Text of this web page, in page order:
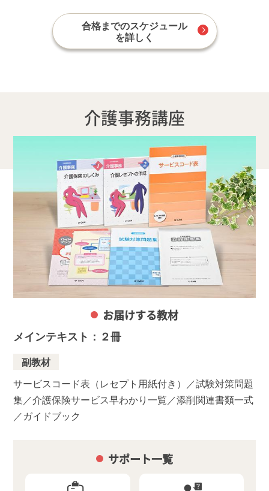
合格までのスケジュール
を詳しく
介護事務講座
お届けする教材
メインテキスト：２冊
副教材
サービスコード表（レセプト用紙付き）／試験対策問題
集／介護保険サービス早わかり一覧／添削関連書類一式
／ガイドブック
サポート一覧